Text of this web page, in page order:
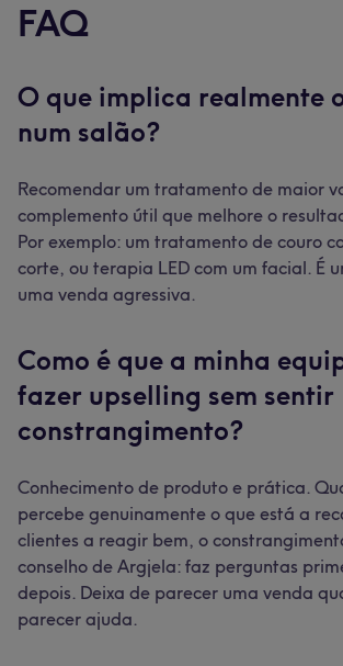
FAQ
O que implica realmente
num salão?
Recomendar um tratamento de maior
complemento útil que melhore o
Por exemplo: um tratamento de couro
corte, ou terapia LED com um facial. É
uma venda agressiva.
Como é que a minha
fazer upselling sem sentir
constrangimento?
Conhecimento de produto e prática.
percebe genuinamente o que está a
clientes a reagir bem, o
conselho de Argjela: faz perguntas
depois. Deixa de parecer uma venda
parecer ajuda.